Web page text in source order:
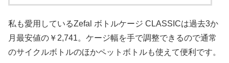
私も愛用しているZefal ボトルケージ CLASSICは過去3か
月最安値の￥2,741。ケージ幅を手で調整できるので通常
のサイクルボトルのほかペットボトルも使えて便利です。